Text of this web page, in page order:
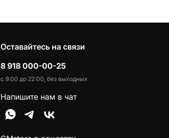
Оставайтесь на связи
8 918 000-00-25
с 9:00 до 22:00, без выходных
Напишите нам в чат